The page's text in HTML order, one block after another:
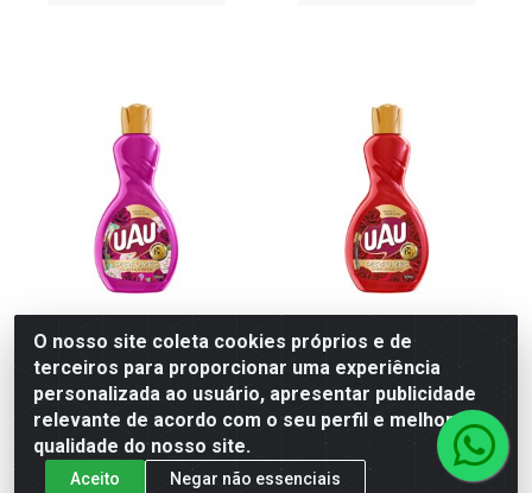
LIMPADOR UAU PERF
FLORES/SONHOS 500ML
Código: 732267
Embalagem: Unidade
Caixa contém 24 unidade(s)
EAN: 7891242457034
LIMPADOR UAU PERF
FLORES/VERMELHAS 500ML
Código: 732263
Embalagem: Unidade
Caixa contém 24 unidade(s)
EAN: 7891242457058
O nosso site coleta cookies próprios e de
terceiros para proporcionar uma experiência
personalizada ao usuário, apresentar publicidade
relevante de acordo com o seu perfil e melhorar a
qualidade do nosso site.
Aceito
Negar não essenciais